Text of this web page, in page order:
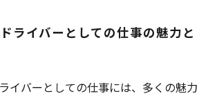
ライバーとしての仕事の魅力と
イバーとしての仕事には、多くの魅力